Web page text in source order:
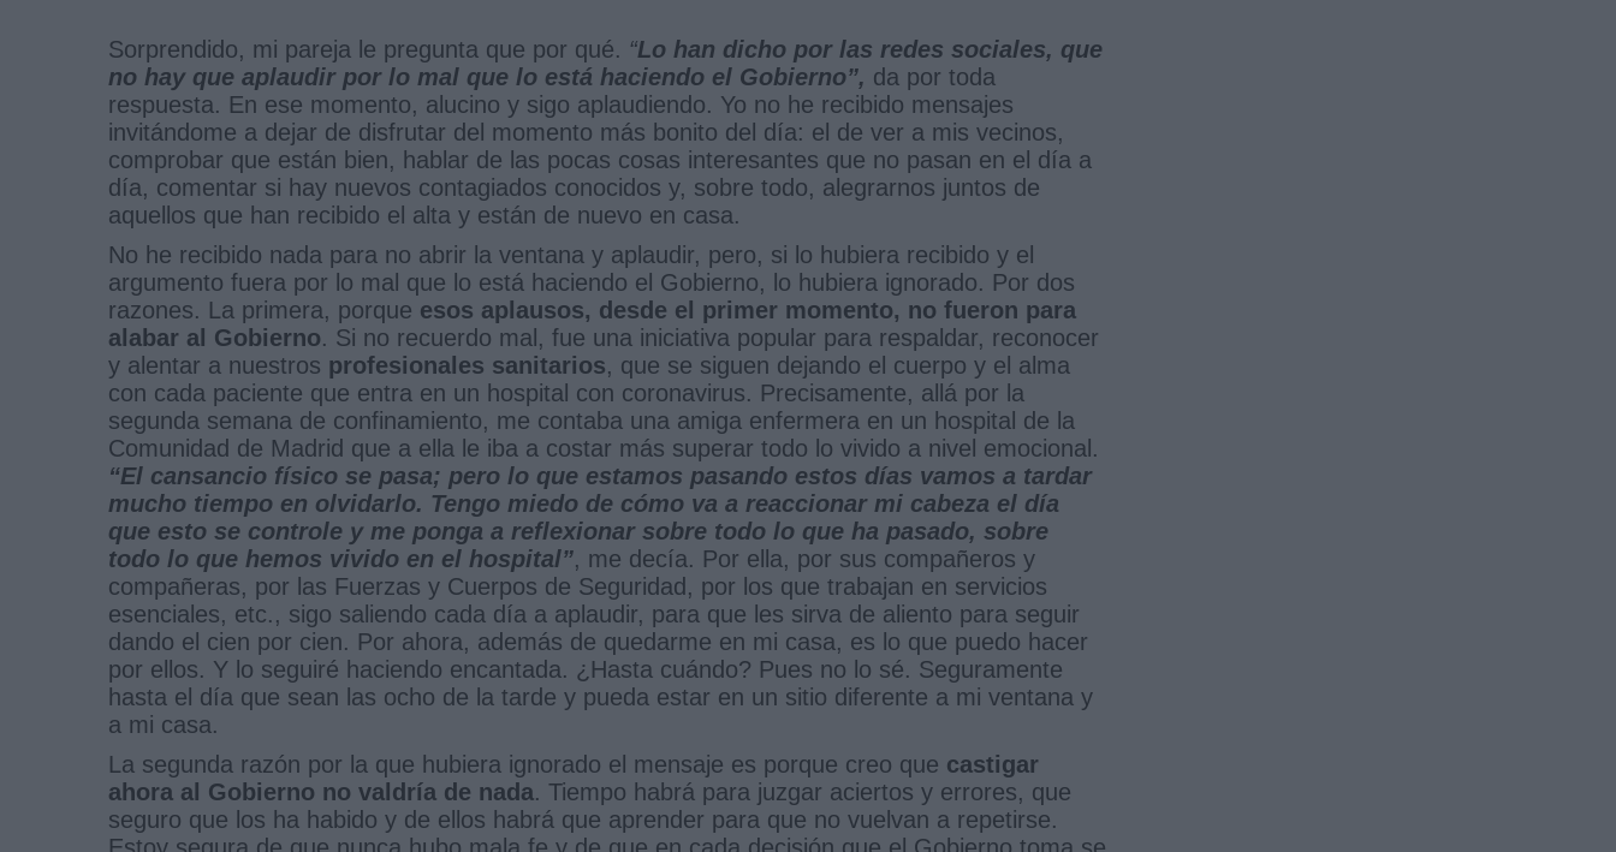
Sorprendido, mi pareja le pregunta que por qué. “Lo han dicho por las redes sociales, que
no hay que aplaudir por lo mal que lo está haciendo el Gobierno”, da por toda
respuesta. En ese momento, alucino y sigo aplaudiendo. Yo no he recibido mensajes
invitándome a dejar de disfrutar del momento más bonito del día: el de ver a mis vecinos,
comprobar que están bien, hablar de las pocas cosas interesantes que no pasan en el día a
día, comentar si hay nuevos contagiados conocidos y, sobre todo, alegrarnos juntos de
aquellos que han recibido el alta y están de nuevo en casa.
No he recibido nada para no abrir la ventana y aplaudir, pero, si lo hubiera recibido y el
argumento fuera por lo mal que lo está haciendo el Gobierno, lo hubiera ignorado. Por dos
razones. La primera, porque esos aplausos, desde el primer momento, no fueron para
alabar al Gobierno. Si no recuerdo mal, fue una iniciativa popular para respaldar, reconocer
y alentar a nuestros profesionales sanitarios, que se siguen dejando el cuerpo y el alma
con cada paciente que entra en un hospital con coronavirus. Precisamente, allá por la
segunda semana de confinamiento, me contaba una amiga enfermera en un hospital de la
Comunidad de Madrid que a ella le iba a costar más superar todo lo vivido a nivel emocional.
“El cansancio físico se pasa; pero lo que estamos pasando estos días vamos a tardar
mucho tiempo en olvidarlo. Tengo miedo de cómo va a reaccionar mi cabeza el día
que esto se controle y me ponga a reflexionar sobre todo lo que ha pasado, sobre
todo lo que hemos vivido en el hospital”, me decía. Por ella, por sus compañeros y
compañeras, por las Fuerzas y Cuerpos de Seguridad, por los que trabajan en servicios
esenciales, etc., sigo saliendo cada día a aplaudir, para que les sirva de aliento para seguir
dando el cien por cien. Por ahora, además de quedarme en mi casa, es lo que puedo hacer
por ellos. Y lo seguiré haciendo encantada. ¿Hasta cuándo? Pues no lo sé. Seguramente
hasta el día que sean las ocho de la tarde y pueda estar en un sitio diferente a mi ventana y
a mi casa.
La segunda razón por la que hubiera ignorado el mensaje es porque creo que castigar
ahora al Gobierno no valdría de nada. Tiempo habrá para juzgar aciertos y errores, que
seguro que los ha habido y de ellos habrá que aprender para que no vuelvan a repetirse.
Estoy segura de que nunca hubo mala fe y de que en cada decisión que el Gobierno toma se